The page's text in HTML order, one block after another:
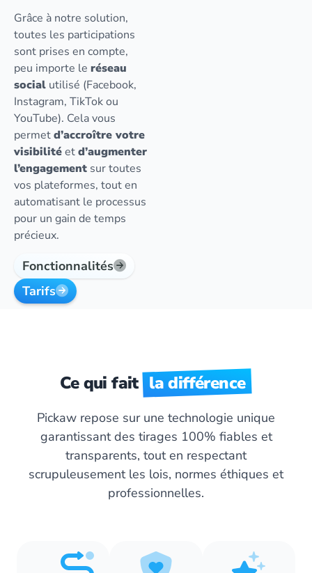
Grâce à notre solution,
toutes les participations
sont prises en compte,
peu importe le réseau
social utilisé (Facebook,
Instagram, TikTok ou
YouTube). Cela vous
permetd’accroître votre
visibilitéetd’augmenter
l’engagement sur toutes
vos plateformes, tout en
automatisant le processus
pour un gain de temps
précieux.
Fonctionnalités
Tarifs
Ce qui fait la différence
Pickaw repose sur une technologie unique
garantissant des tirages 100% fiables et
transparents, tout en respectant
scrupuleusement les lois, normes éthiques et
professionnelles.